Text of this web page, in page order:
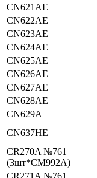
CN621AE
CN622AE
CN623AE
CN624AE
CN625AE
CN626AE
CN627AE
CN628AE
CN629A
CN637HE
CR270A №761
(3шт*CM992A)